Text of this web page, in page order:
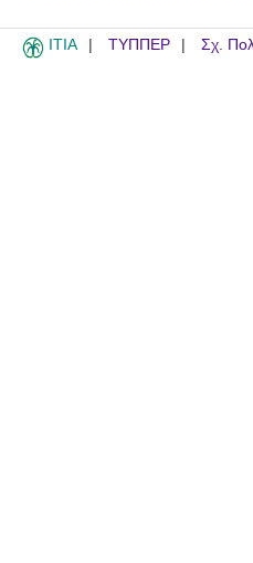
ITIA ΤΥΠΠΕΡ Σχ.